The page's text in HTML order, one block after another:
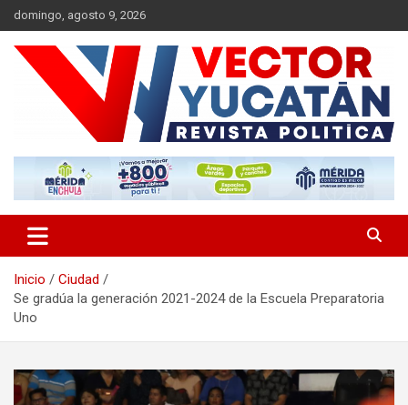
Saltar
al
contenido
domingo, agosto 9, 2026
Vector Yucatán
Inicio
Ciudad
Se gradúa la generación 2021-2024 de la Escuela Preparatoria
Uno